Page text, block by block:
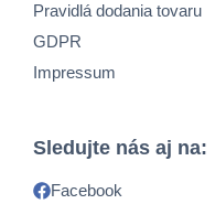
Pravidlá dodania tovaru
GDPR
Impressum
Sledujte nás aj na:
Facebook